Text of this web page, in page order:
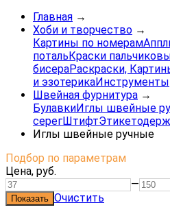
Главная →
Хоби и творчество →
Картины по номерам
потальКраски
бисераРаскраски,
и эзотерикаИнструменты
Швейная фурнитура →
БулавкиИглы швейные
серегШтифт
Иглы швейные ручные
Подбор по параметрам
Цена, руб.
—
Очистить